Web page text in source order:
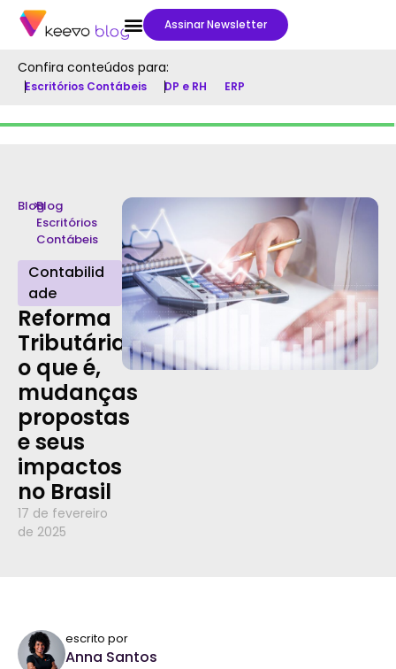
Assinar Newsletter
Confira conteúdos para:
Escritórios Contábeis DP e RH ERP
Blog
>Blog
Escritórios
Contábeis
Contabilid
ade
Reforma
Tributária:
o que é,
mudanças
propostas
e seus
impactos
no Brasil
17 de fevereiro
de 2025
escrito por
Anna Santos